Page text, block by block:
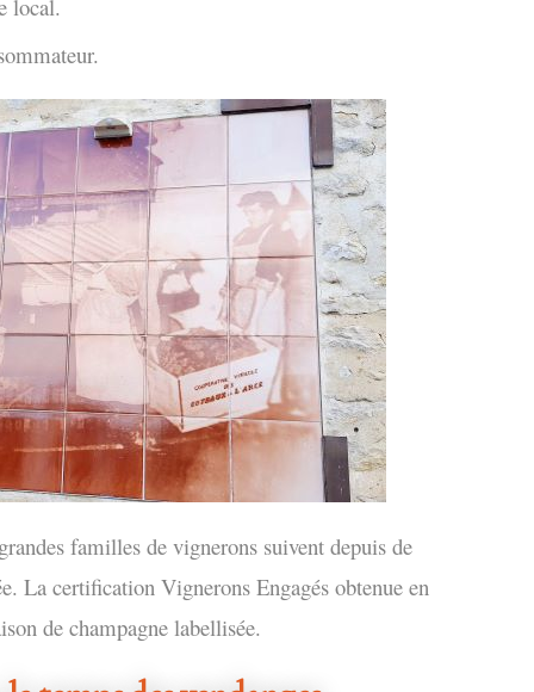
local.
familles de vignerons suivent depuis de
La certification Vignerons Engagés obtenue en
de champagne labellisée.